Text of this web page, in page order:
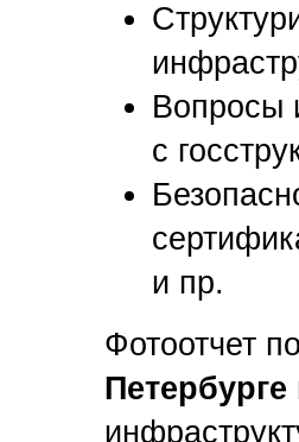
Вопросы
с
и пр.
Фотоотчет
Петербурге